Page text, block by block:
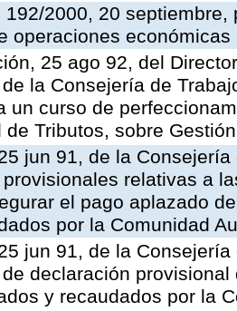
192/2000, 20
operaciones
25 ago 92, del
la Consejería de
un curso de
de Tributos, sobre
jun 91, de la
relativas a
el pago aplazado
por la Comunidad
jun 91, de la
declaración
y recaudados por la